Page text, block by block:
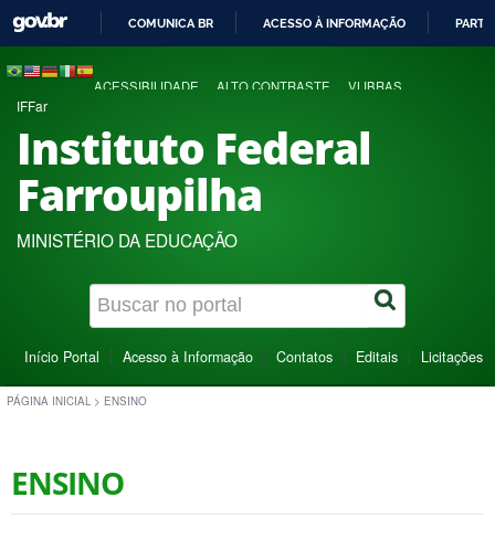
COMUNICA BR ACESSO À INFORMAÇÃO
ACESSIBILIDADE ALTO CONTRASTE VLIBRAS
IFFar
Instituto Federal
Farroupilha
MINISTÉRIO DA EDUCAÇÃO
Início Portal Acesso à Informação Contatos Editais Licitações
PÁGINA INICIAL > ENSINO
ENSINO